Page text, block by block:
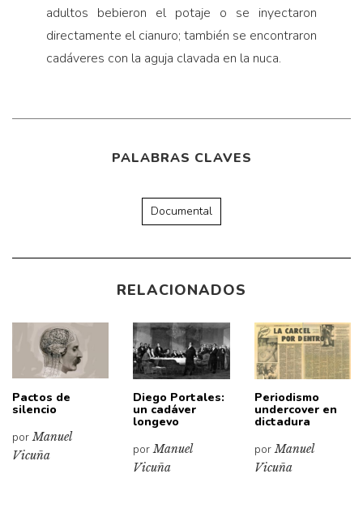
adultos bebieron el potaje o se inyectaron
directamente el cianuro; también se encontraron
cadáveres con la aguja clavada en la nuca.
PALABRAS CLAVES
Documental
RELACIONADOS
Pactos de
silencio
porManuel
Vicuña
Diego Portales:
un cadáver
longevo
porManuel
Vicuña
Periodismo
undercover en
dictadura
porManuel
Vicuña